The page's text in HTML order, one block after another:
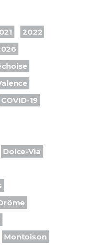
2022
COVID-19
Dolce-Via
Montoison